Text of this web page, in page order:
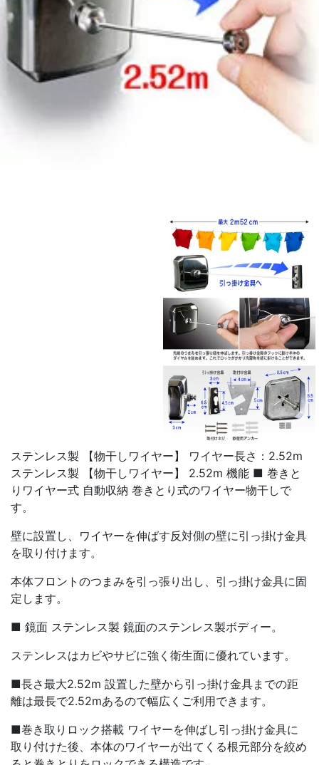
ステンレス製 【物干しワイヤー】 ワイヤー長さ：2.52m
ステンレス製 【物干しワイヤー】 2.52m 機能 ■ 巻きと
りワイヤー式 自動収納 巻きとり式のワイヤー物干しで
す。
壁に設置し、ワイヤーを伸ばす反対側の壁に引っ掛け金具
を取り付けます。
本体フロントのつまみを引っ張り出し、引っ掛け金具に固
定します。
■ 鏡面 ステンレス製 鏡面のステンレス製ボディー。
ステンレスはカビやサビに強く衛生面に優れています。
■長さ最大2.52m 設置した壁から引っ掛け金具までの距
離は最長で2.52mあるので幅広くご利用できます。
■巻き取りロック搭載 ワイヤーを伸ばし引っ掛け金具に
取り付けた後、本体のワイヤーが出てくる根元部分を絞め